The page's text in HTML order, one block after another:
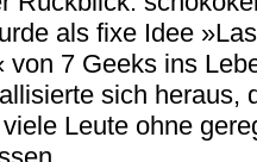
als fixe Idee
von 7 Geeks ins
sich heraus,
Leute ohne